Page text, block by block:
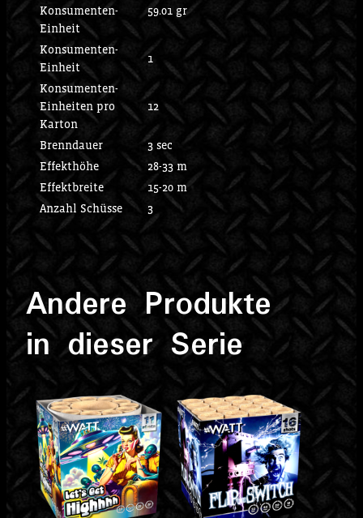
Konsumenten-
Einheit
59.01 gr
Konsumenten-
Einheit
1
Konsumenten-
Einheiten pro
Karton
12
Brenndauer
3 sec
Effekthöhe
28-33 m
Effektbreite
15-20 m
Anzahl Schüsse
3
Andere Produkte
in dieser Serie